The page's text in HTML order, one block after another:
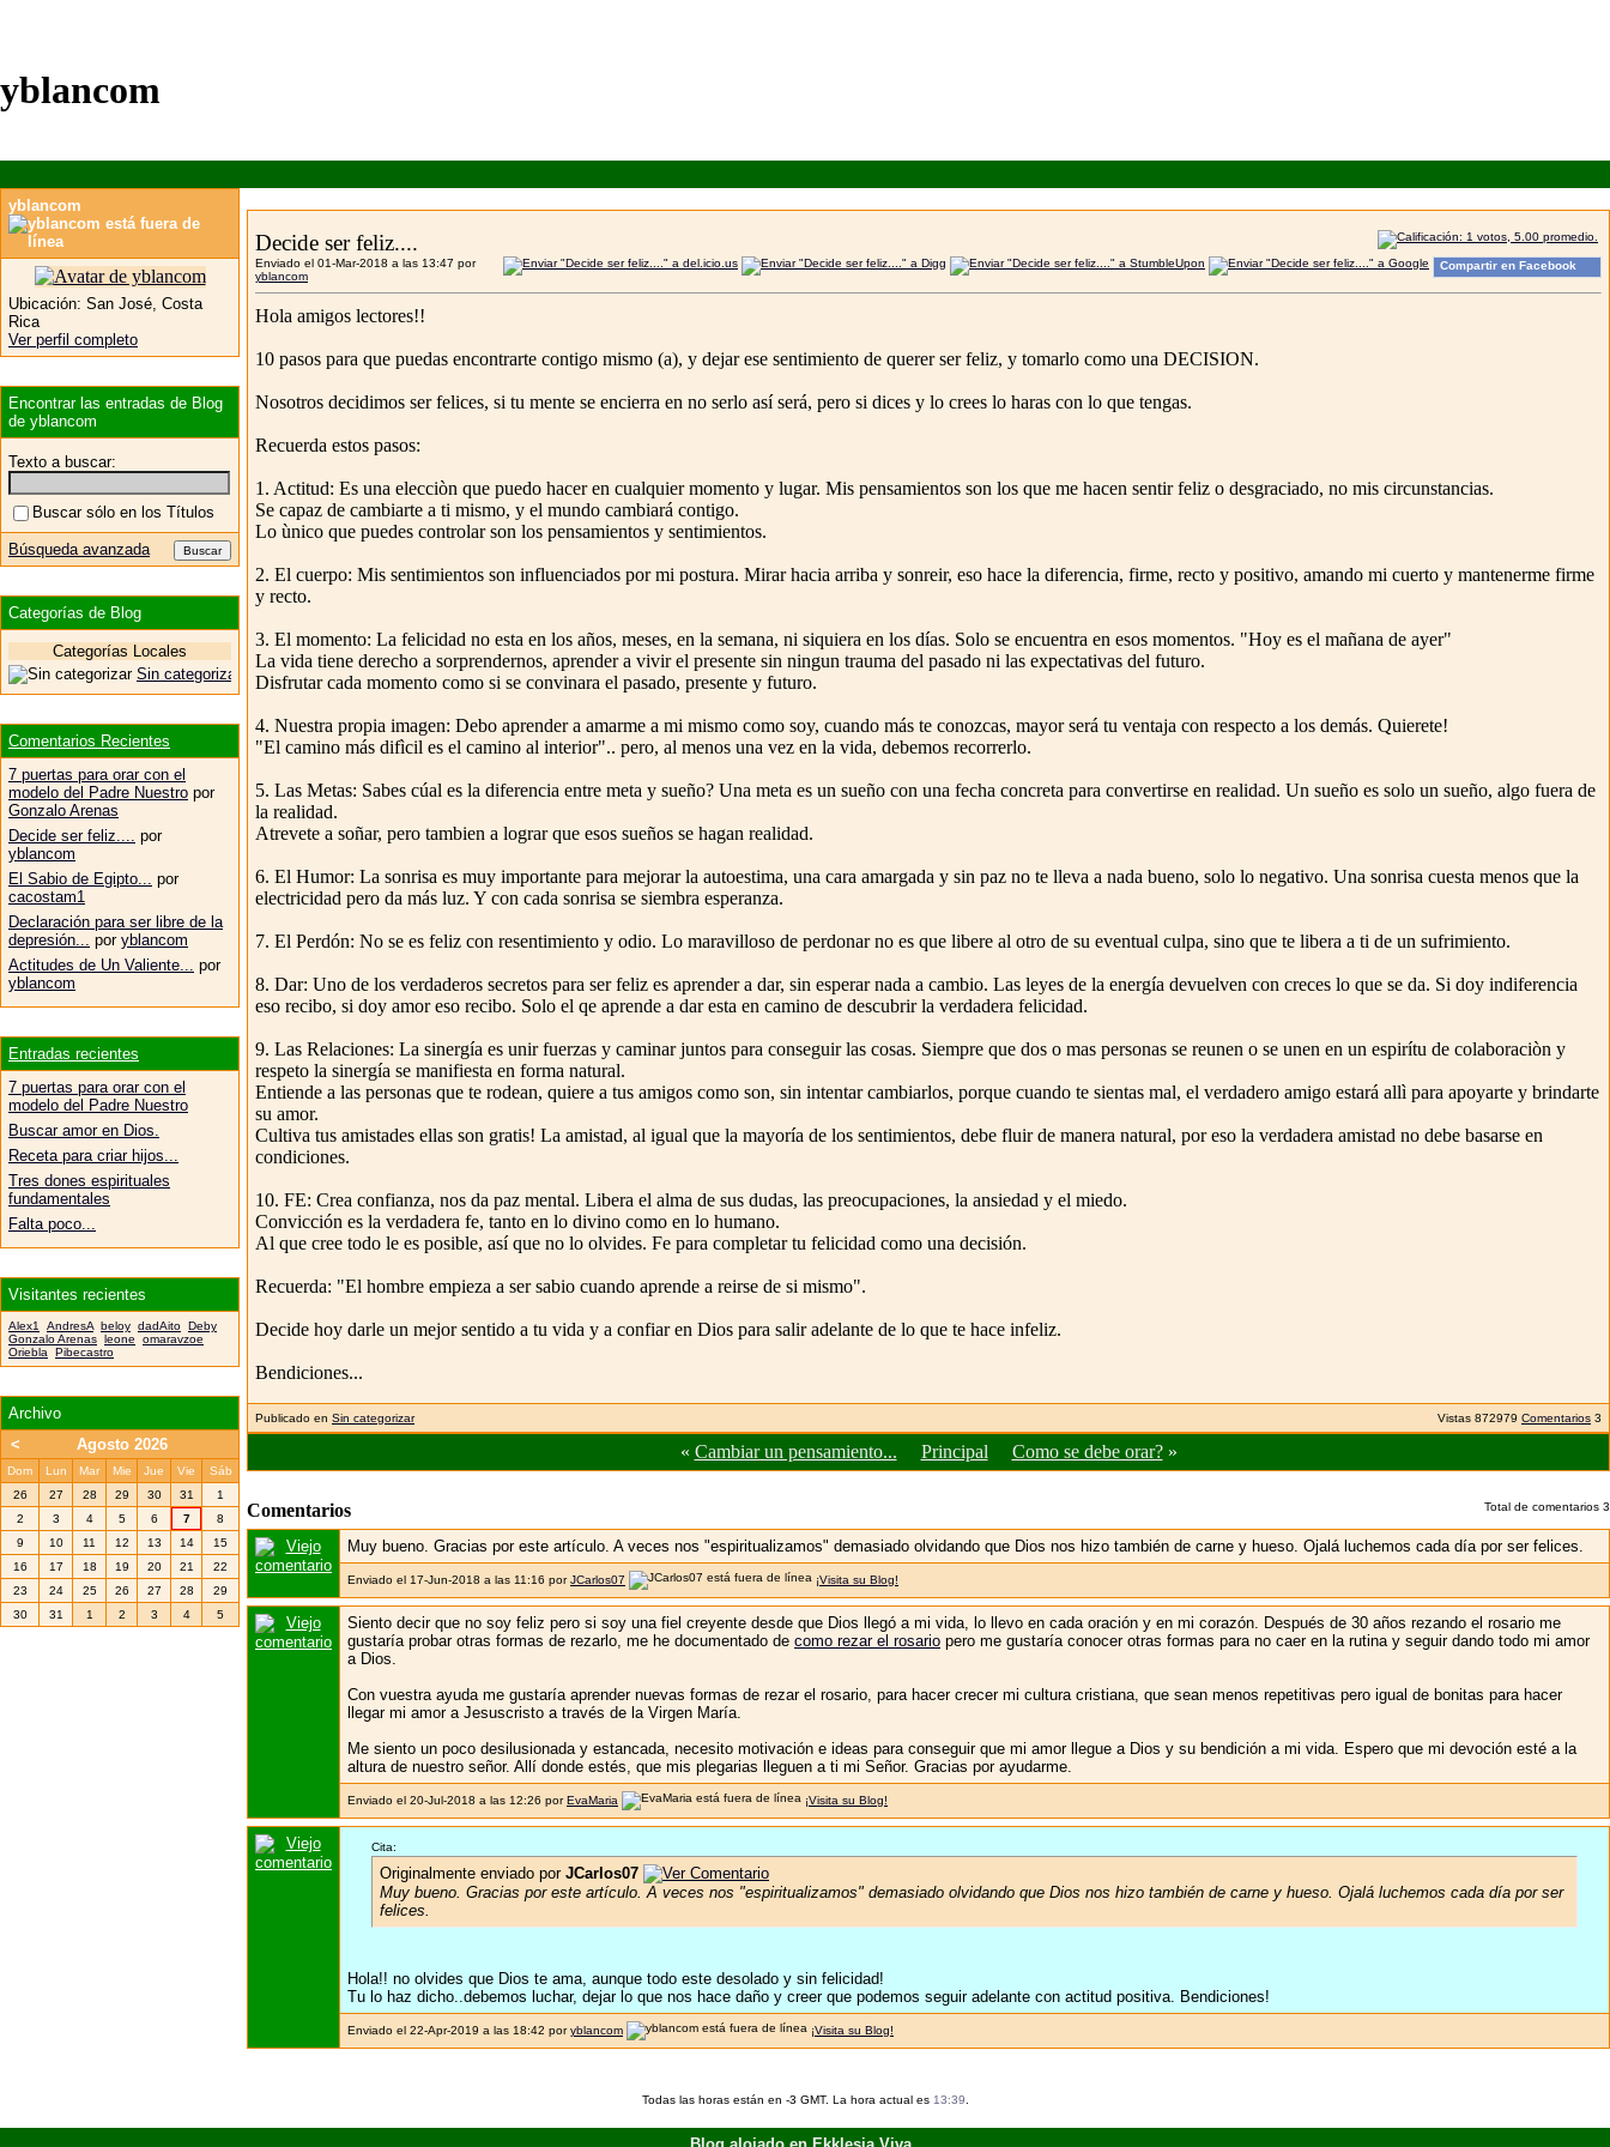
yblancom
Decide ser feliz....
Compartir en Facebook
Enviado el 01-Mar-2018 a las 13:47 por
yblancom
Hola amigos lectores!!
10 pasos para que puedas encontrarte contigo mismo (a), y dejar ese sentimiento de querer ser feliz, y tomarlo como una DECISION.
Nosotros decidimos ser felices, si tu mente se encierra en no serlo así será, pero si dices y lo crees lo haras con lo que tengas.
Recuerda estos pasos:
1. Actitud: Es una elecciòn que puedo hacer en cualquier momento y lugar. Mis pensamientos son los que me hacen sentir feliz o desgraciado, no mis circunstancias.
Se capaz de cambiarte a ti mismo, y el mundo cambiará contigo.
Lo ùnico que puedes controlar son los pensamientos y sentimientos.
2. El cuerpo: Mis sentimientos son influenciados por mi postura. Mirar hacia arriba y sonreir, eso hace la diferencia, firme, recto y positivo, amando mi cuerto y mantenerme firme
y recto.
3. El momento: La felicidad no esta en los años, meses, en la semana, ni siquiera en los días. Solo se encuentra en esos momentos. "Hoy es el mañana de ayer"
La vida tiene derecho a sorprendernos, aprender a vivir el presente sin ningun trauma del pasado ni las expectativas del futuro.
Disfrutar cada momento como si se convinara el pasado, presente y futuro.
4. Nuestra propia imagen: Debo aprender a amarme a mi mismo como soy, cuando más te conozcas, mayor será tu ventaja con respecto a los demás. Quierete!
"El camino más difìcil es el camino al interior".. pero, al menos una vez en la vida, debemos recorrerlo.
5. Las Metas: Sabes cúal es la diferencia entre meta y sueño? Una meta es un sueño con una fecha concreta para convertirse en realidad. Un sueño es solo un sueño, algo fuera de
la realidad.
Atrevete a soñar, pero tambien a lograr que esos sueños se hagan realidad.
6. El Humor: La sonrisa es muy importante para mejorar la autoestima, una cara amargada y sin paz no te lleva a nada bueno, solo lo negativo. Una sonrisa cuesta menos que la
electricidad pero da más luz. Y con cada sonrisa se siembra esperanza.
7. El Perdón: No se es feliz con resentimiento y odio. Lo maravilloso de perdonar no es que libere al otro de su eventual culpa, sino que te libera a ti de un sufrimiento.
8. Dar: Uno de los verdaderos secretos para ser feliz es aprender a dar, sin esperar nada a cambio. Las leyes de la energía devuelven con creces lo que se da. Si doy indiferencia
eso recibo, si doy amor eso recibo. Solo el qe aprende a dar esta en camino de descubrir la verdadera felicidad.
9. Las Relaciones: La sinergía es unir fuerzas y caminar juntos para conseguir las cosas. Siempre que dos o mas personas se reunen o se unen en un espirítu de colaboraciòn y
respeto la sinergía se manifiesta en forma natural.
Entiende a las personas que te rodean, quiere a tus amigos como son, sin intentar cambiarlos, porque cuando te sientas mal, el verdadero amigo estará allì para apoyarte y brindarte
su amor.
Cultiva tus amistades ellas son gratis! La amistad, al igual que la mayoría de los sentimientos, debe fluir de manera natural, por eso la verdadera amistad no debe basarse en
condiciones.
10. FE: Crea confianza, nos da paz mental. Libera el alma de sus dudas, las preocupaciones, la ansiedad y el miedo.
Convicción es la verdadera fe, tanto en lo divino como en lo humano.
Al que cree todo le es posible, así que no lo olvides. Fe para completar tu felicidad como una decisión.
Recuerda: "El hombre empieza a ser sabio cuando aprende a reirse de si mismo".
Decide hoy darle un mejor sentido a tu vida y a confiar en Dios para salir adelante de lo que te hace infeliz.
Bendiciones...
Publicado en Sin categorizar Vistas 872979 Comentarios 3
« Cambiar un pensamiento... Principal Como se debe orar?»
Total de comentarios 3
Comentarios
Muy bueno. Gracias por este artículo. A veces nos "espiritualizamos" demasiado olvidando que Dios nos hizo también de carne y hueso. Ojalá luchemos cada día por ser felices.
Enviado el 17-Jun-2018 a las 11:16 porJCarlos07 ¡Visita su Blog!
Siento decir que no soy feliz pero si soy una fiel creyente desde que Dios llegó a mi vida, lo llevo en cada oración y en mi corazón. Después de 30 años rezando el rosario me
gustaría probar otras formas de rezarlo, me he documentado de como rezar el rosario pero me gustaría conocer otras formas para no caer en la rutina y seguir dando todo mi amor
a Dios.
Con vuestra ayuda me gustaría aprender nuevas formas de rezar el rosario, para hacer crecer mi cultura cristiana, que sean menos repetitivas pero igual de bonitas para hacer
llegar mi amor a Jesuscristo a través de la Virgen María.
Me siento un poco desilusionada y estancada, necesito motivación e ideas para conseguir que mi amor llegue a Dios y su bendición a mi vida. Espero que mi devoción esté a la
altura de nuestro señor. Allí donde estés, que mis plegarias lleguen a ti mi Señor. Gracias por ayudarme.
Enviado el 20-Jul-2018 a las 12:26 porEvaMaria ¡Visita su Blog!
Cita:
Originalmente enviado por JCarlos07
Muy bueno. Gracias por este artículo. A veces nos "espiritualizamos" demasiado olvidando que Dios nos hizo también de carne y hueso. Ojalá luchemos cada día por ser
felices.
Hola!! no olvides que Dios te ama, aunque todo este desolado y sin felicidad!
Tu lo haz dicho..debemos luchar, dejar lo que nos hace daño y creer que podemos seguir adelante con actitud positiva. Bendiciones!
Enviado el 22-Apr-2019 a las 18:42 poryblancom ¡Visita su Blog!
yblancom
Ubicación: San José, Costa
Rica
Ver perfil completo
Encontrar las entradas de Blog
de yblancom
Texto a buscar:
Buscar sólo en los Títulos
Búsqueda avanzada
Categorías de Blog
Categorías Locales
Sin categorizar
Comentarios Recientes
7 puertas para orar con el
modelo del Padre Nuestro por
Gonzalo Arenas
Decide ser feliz.... por
yblancom
El Sabio de Egipto... por
cacostam1
Declaración para ser libre de la
depresión... por yblancom
Actitudes de Un Valiente... por
yblancom
Entradas recientes
7 puertas para orar con el
modelo del Padre Nuestro
Buscar amor en Dios.
Receta para criar hijos...
Tres dones espirituales
fundamentales
Falta poco...
Visitantes recientes
Alex1 AndresA beloy dadAito
Deby
Gonzalo Arenas
leone
omaravzoe
Oriebla
Pibecastro
Archivo
<
Agosto 2026
Dom Lun Mar Mie Jue Vie
Sáb
26
27 28 29 30 31
1
2
3 4 5 6 7
8
9
10 11 12 13 14
15
16
17 18 19 20 21
22
23
24 25 26 27 28
29
30
31 1 2 3 4 5
Todas las horas están en -3 GMT. La hora actual es 13:39